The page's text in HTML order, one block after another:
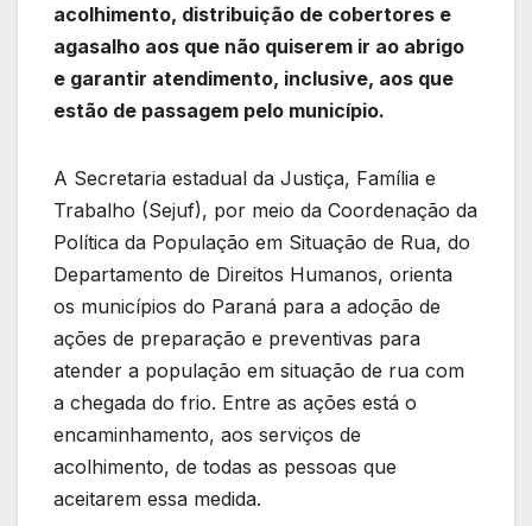
acolhimento, distribuição de cobertores e
agasalho aos que não quiserem ir ao abrigo
e garantir atendimento, inclusive, aos que
estão de passagem pelo município.
A Secretaria estadual da Justiça, Família e
Trabalho (Sejuf), por meio da Coordenação da
Política da População em Situação de Rua, do
Departamento de Direitos Humanos, orienta
os municípios do Paraná para a adoção de
ações de preparação e preventivas para
atender a população em situação de rua com
a chegada do frio. Entre as ações está o
encaminhamento, aos serviços de
acolhimento, de todas as pessoas que
aceitarem essa medida.